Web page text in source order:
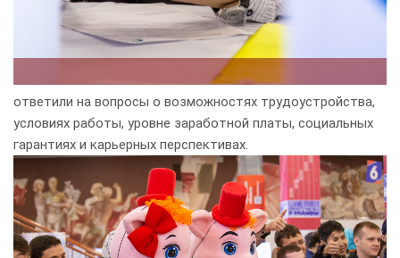
ответили на вопросы о возможностях трудоустройства,
условиях работы, уровне заработной платы, социальных
гарантиях и карьерных перспективах.